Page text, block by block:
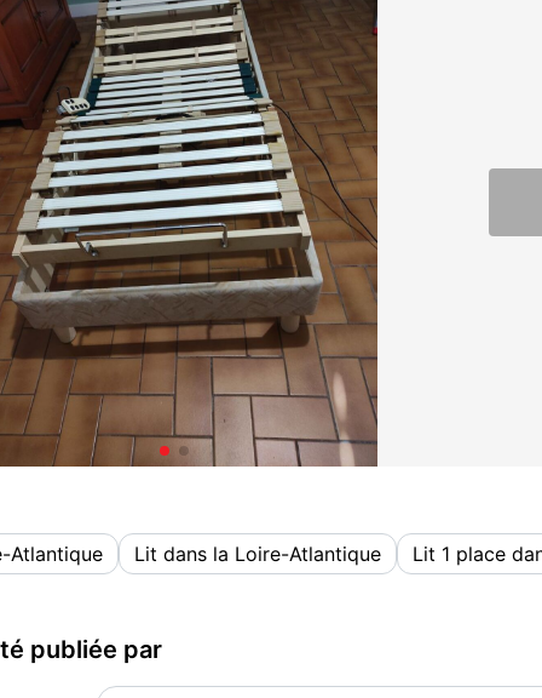
Atlantique Lit dans la Loire-Atlantique Lit 1 place
publiée par